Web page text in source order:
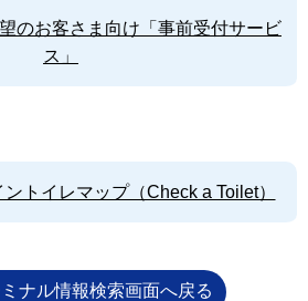
のお客さま向け「事前受付サービ
ス」
トイレマップ（Check a Toilet）
ナル情報検索画面へ戻る